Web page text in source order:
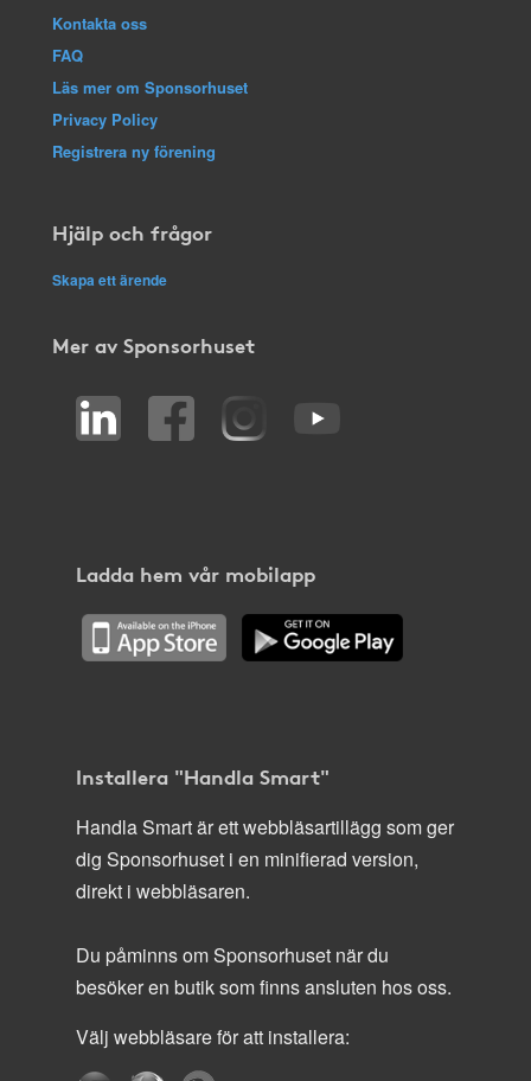
Kontakta oss
FAQ
Läs mer om Sponsorhuset
Privacy Policy
Registrera ny förening
Hjälp och frågor
Skapa ett ärende
Mer av Sponsorhuset
Ladda hem vår mobilapp
Installera "Handla Smart"
Handla Smart är ett webbläsartillägg som ger
dig Sponsorhuset i en minifierad version,
direkt i webbläsaren.
Du påminns om Sponsorhuset när du
besöker en butik som finns ansluten hos oss.
Välj webbläsare för att installera: